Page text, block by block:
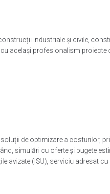
industriale și civile,
același profesionalism
de optimizare a costurilor,
simulări cu oferte și bugete
avizate (ISU), serviciu adresat